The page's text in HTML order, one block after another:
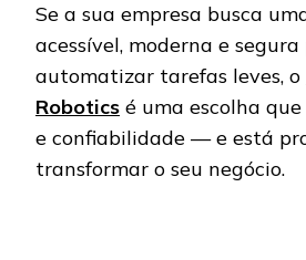
Se a sua empresa busca
acessível, moderna e segura
automatizar tarefas leves, o
Robotics é uma escolha
e confiabilidade — e está
transformar o seu negócio.